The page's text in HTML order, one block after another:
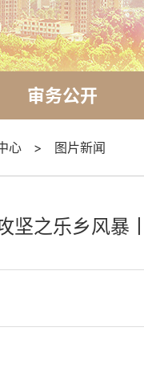
审务公开
心 > 图片新闻
坚之乐乡风暴